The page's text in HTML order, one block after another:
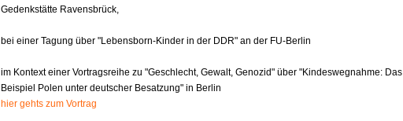
Gedenkstätte Ravensbrück,
bei einer Tagung über "Lebensborn-Kinder in der DDR" an der FU-Berlin
im Kontext einer Vortragsreihe zu "Geschlecht, Gewalt, Genozid" über "Kindeswegnahme: Das
Beispiel Polen unter deutscher Besatzung" in Berlin
hier gehts zum Vortrag